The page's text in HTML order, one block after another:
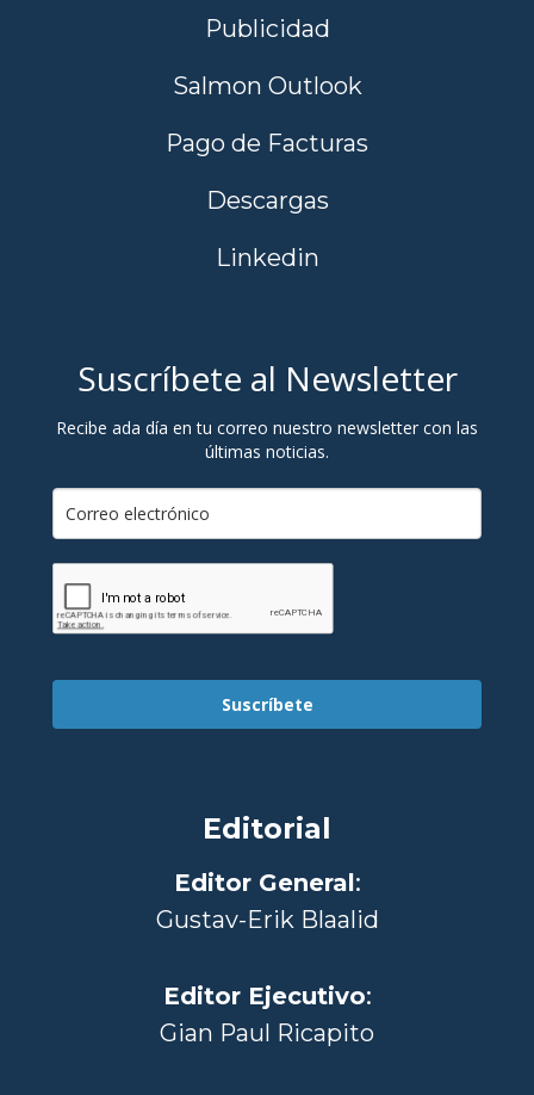
Publicidad
Salmon Outlook
Pago de Facturas
Descargas
Linkedin
Suscríbete al Newsletter
Recibe ada día en tu correo nuestro newsletter con las
últimas noticias.
Suscríbete
Editorial
Editor General:
Gustav-Erik Blaalid
Editor Ejecutivo:
Gian Paul Ricapito